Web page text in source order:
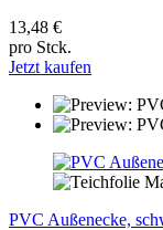
13,48 €
pro Stck.
Jetzt kaufen
PVC Außenecke,